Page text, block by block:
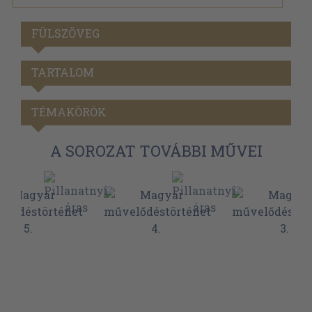
FÜLSZÖVEG
TARTALOM
TÉMAKÖRÖK
A SOROZAT TOVÁBBI MŰVEI